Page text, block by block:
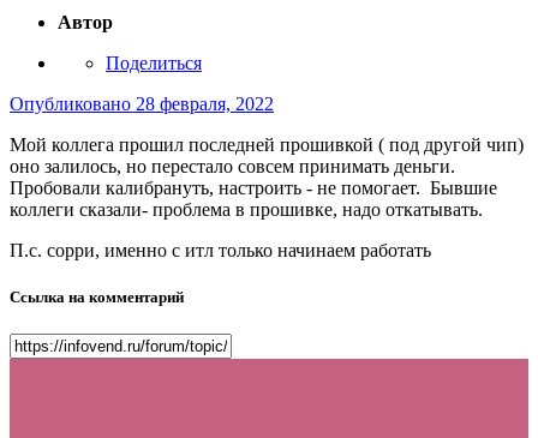
Автор
Поделиться
Опубликовано 28 февраля, 2022
Мой коллега прошил последней прошивкой ( под другой чип)
оно залилось, но перестало совсем принимать деньги.
Пробовали калибрануть, настроить - не помогает. Бывшие
коллеги сказали- проблема в прошивке, надо откатывать.
П.с. сорри, именно с итл только начинаем работать
Ссылка на комментарий